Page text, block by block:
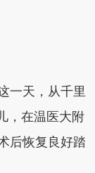
天，从千里
，在温医大附
后恢复良好踏